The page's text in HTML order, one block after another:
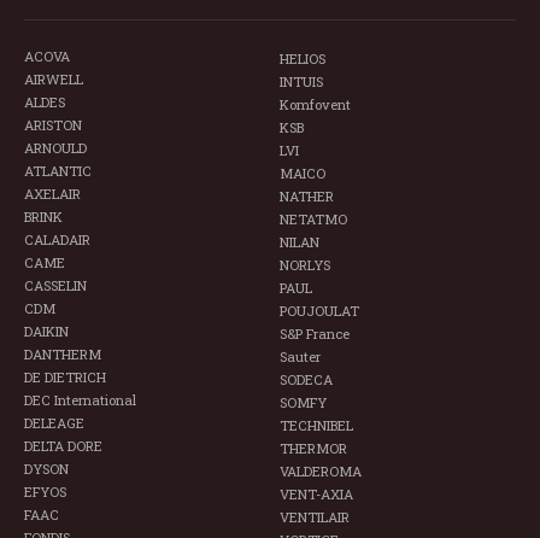
ACOVA
AIRWELL
ALDES
ARISTON
ARNOULD
ATLANTIC
AXELAIR
BRINK
CALADAIR
CAME
CASSELIN
CDM
DAIKIN
DANTHERM
DE DIETRICH
DEC International
DELEAGE
DELTA DORE
DYSON
EFYOS
FAAC
HELIOS
INTUIS
Komfovent
KSB
LVI
MAICO
NATHER
NETATMO
NILAN
NORLYS
PAUL
POUJOULAT
S&P France
Sauter
SODECA
SOMFY
TECHNIBEL
THERMOR
VALDEROMA
VENT-AXIA
VENTILAIR